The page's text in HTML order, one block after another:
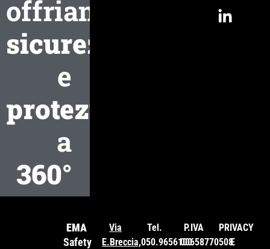
offriamo
sicurezza
e
protezione
a
360°
EMA
Safety
Via
E.Breccia,
Tel.
050.9656100
P.IVA
00658770508
PRIVACY
E